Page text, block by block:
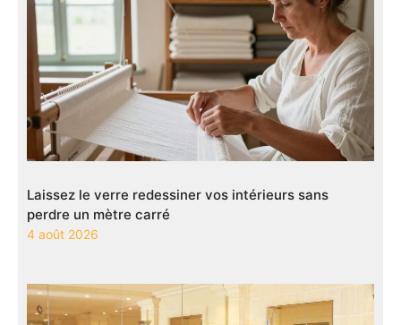
Laissez le verre redessiner vos intérieurs sans
perdre un mètre carré
4 août 2026